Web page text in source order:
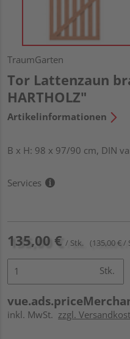
TraumGarten
Tor Lattenzaun
HARTHOLZ"
Artikelinformationen
B x H: 98 x 97/90 cm, DIN
Services
135,00 € / Stk. (135,00 € /
Stk.
inkl. MwSt. zzgl.